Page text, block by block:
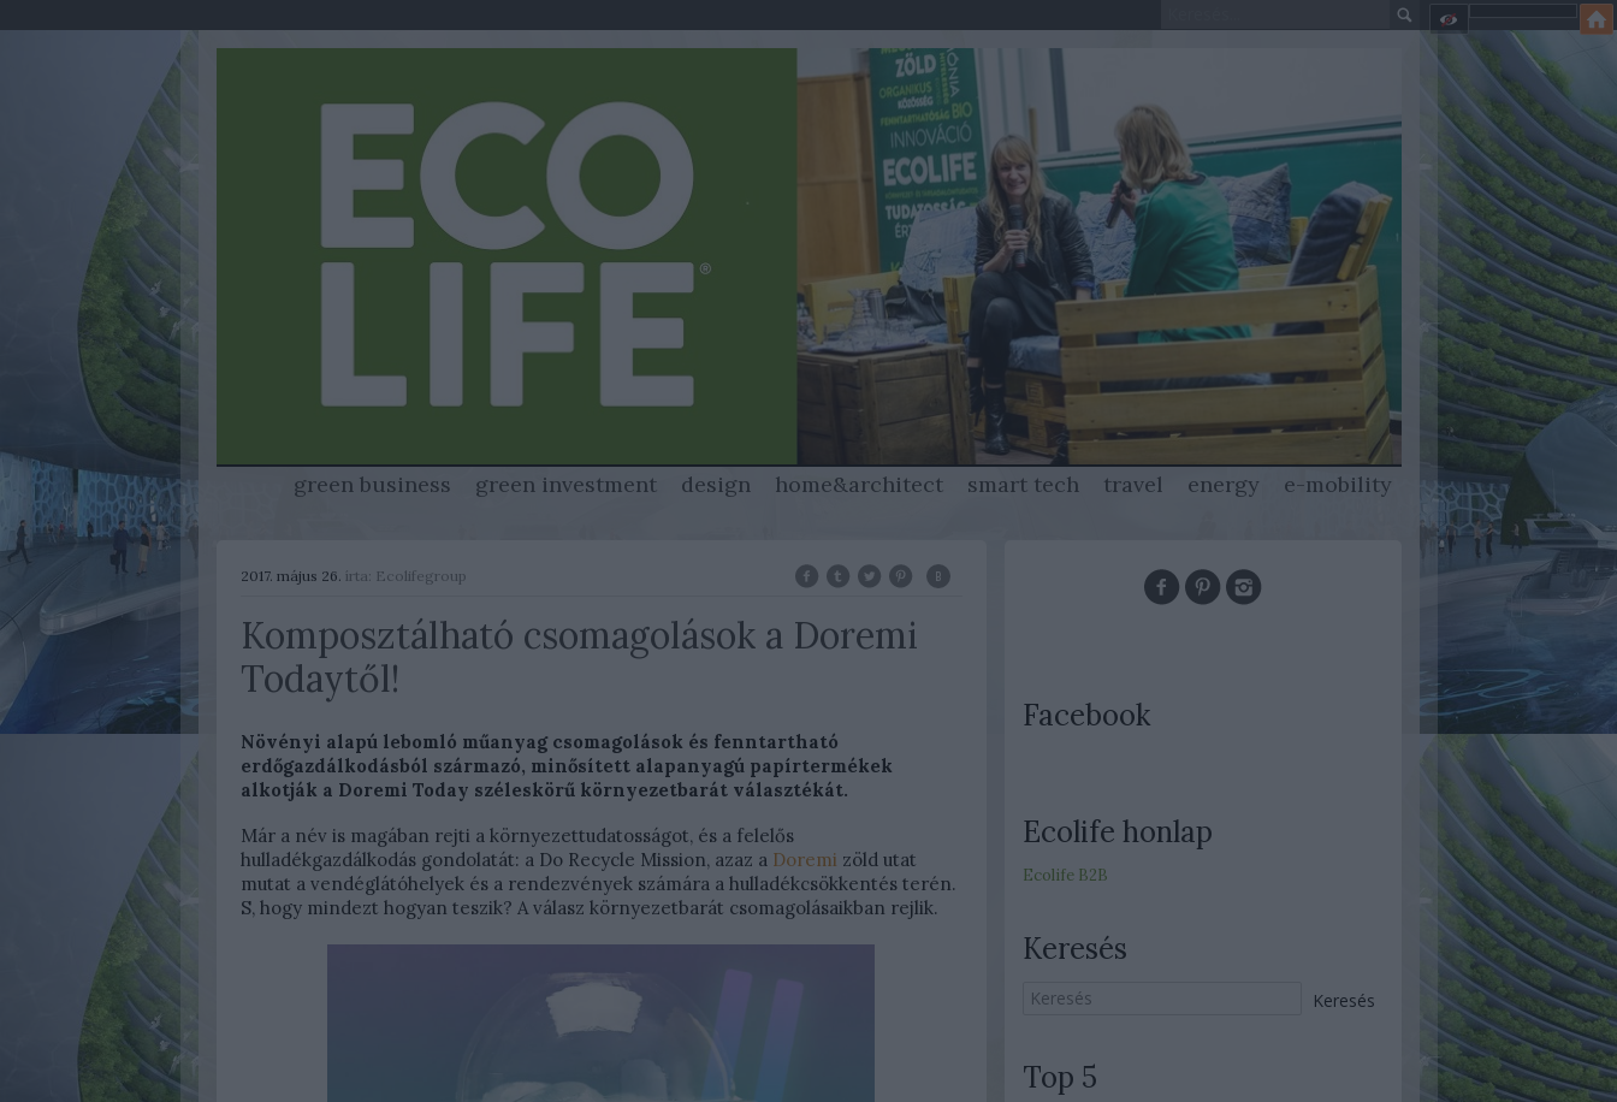
green business green investment design home&architect smart tech travel energy e-mobility
2017. május 26. írta: Ecolifegroup
Komposztálható csomagolások a Doremi
Todaytől!
Növényi alapú lebomló műanyag csomagolások és fenntartható
erdőgazdálkodásból származó, minősített alapanyagú papírtermékek
alkotják a Doremi Today széleskörű környezetbarát választékát.
Már a név is magában rejti a környezettudatosságot, és a felelős
hulladékgazdálkodás gondolatát: a Do Recycle Mission, azaz a Doremi zöld utat
mutat a vendéglátóhelyek és a rendezvények számára a hulladékcsökkentés terén.
S, hogy mindezt hogyan teszik? A válasz környezetbarát csomagolásaikban rejlik.
Facebook
Ecolife honlap
Ecolife B2B
Keresés
Top 5